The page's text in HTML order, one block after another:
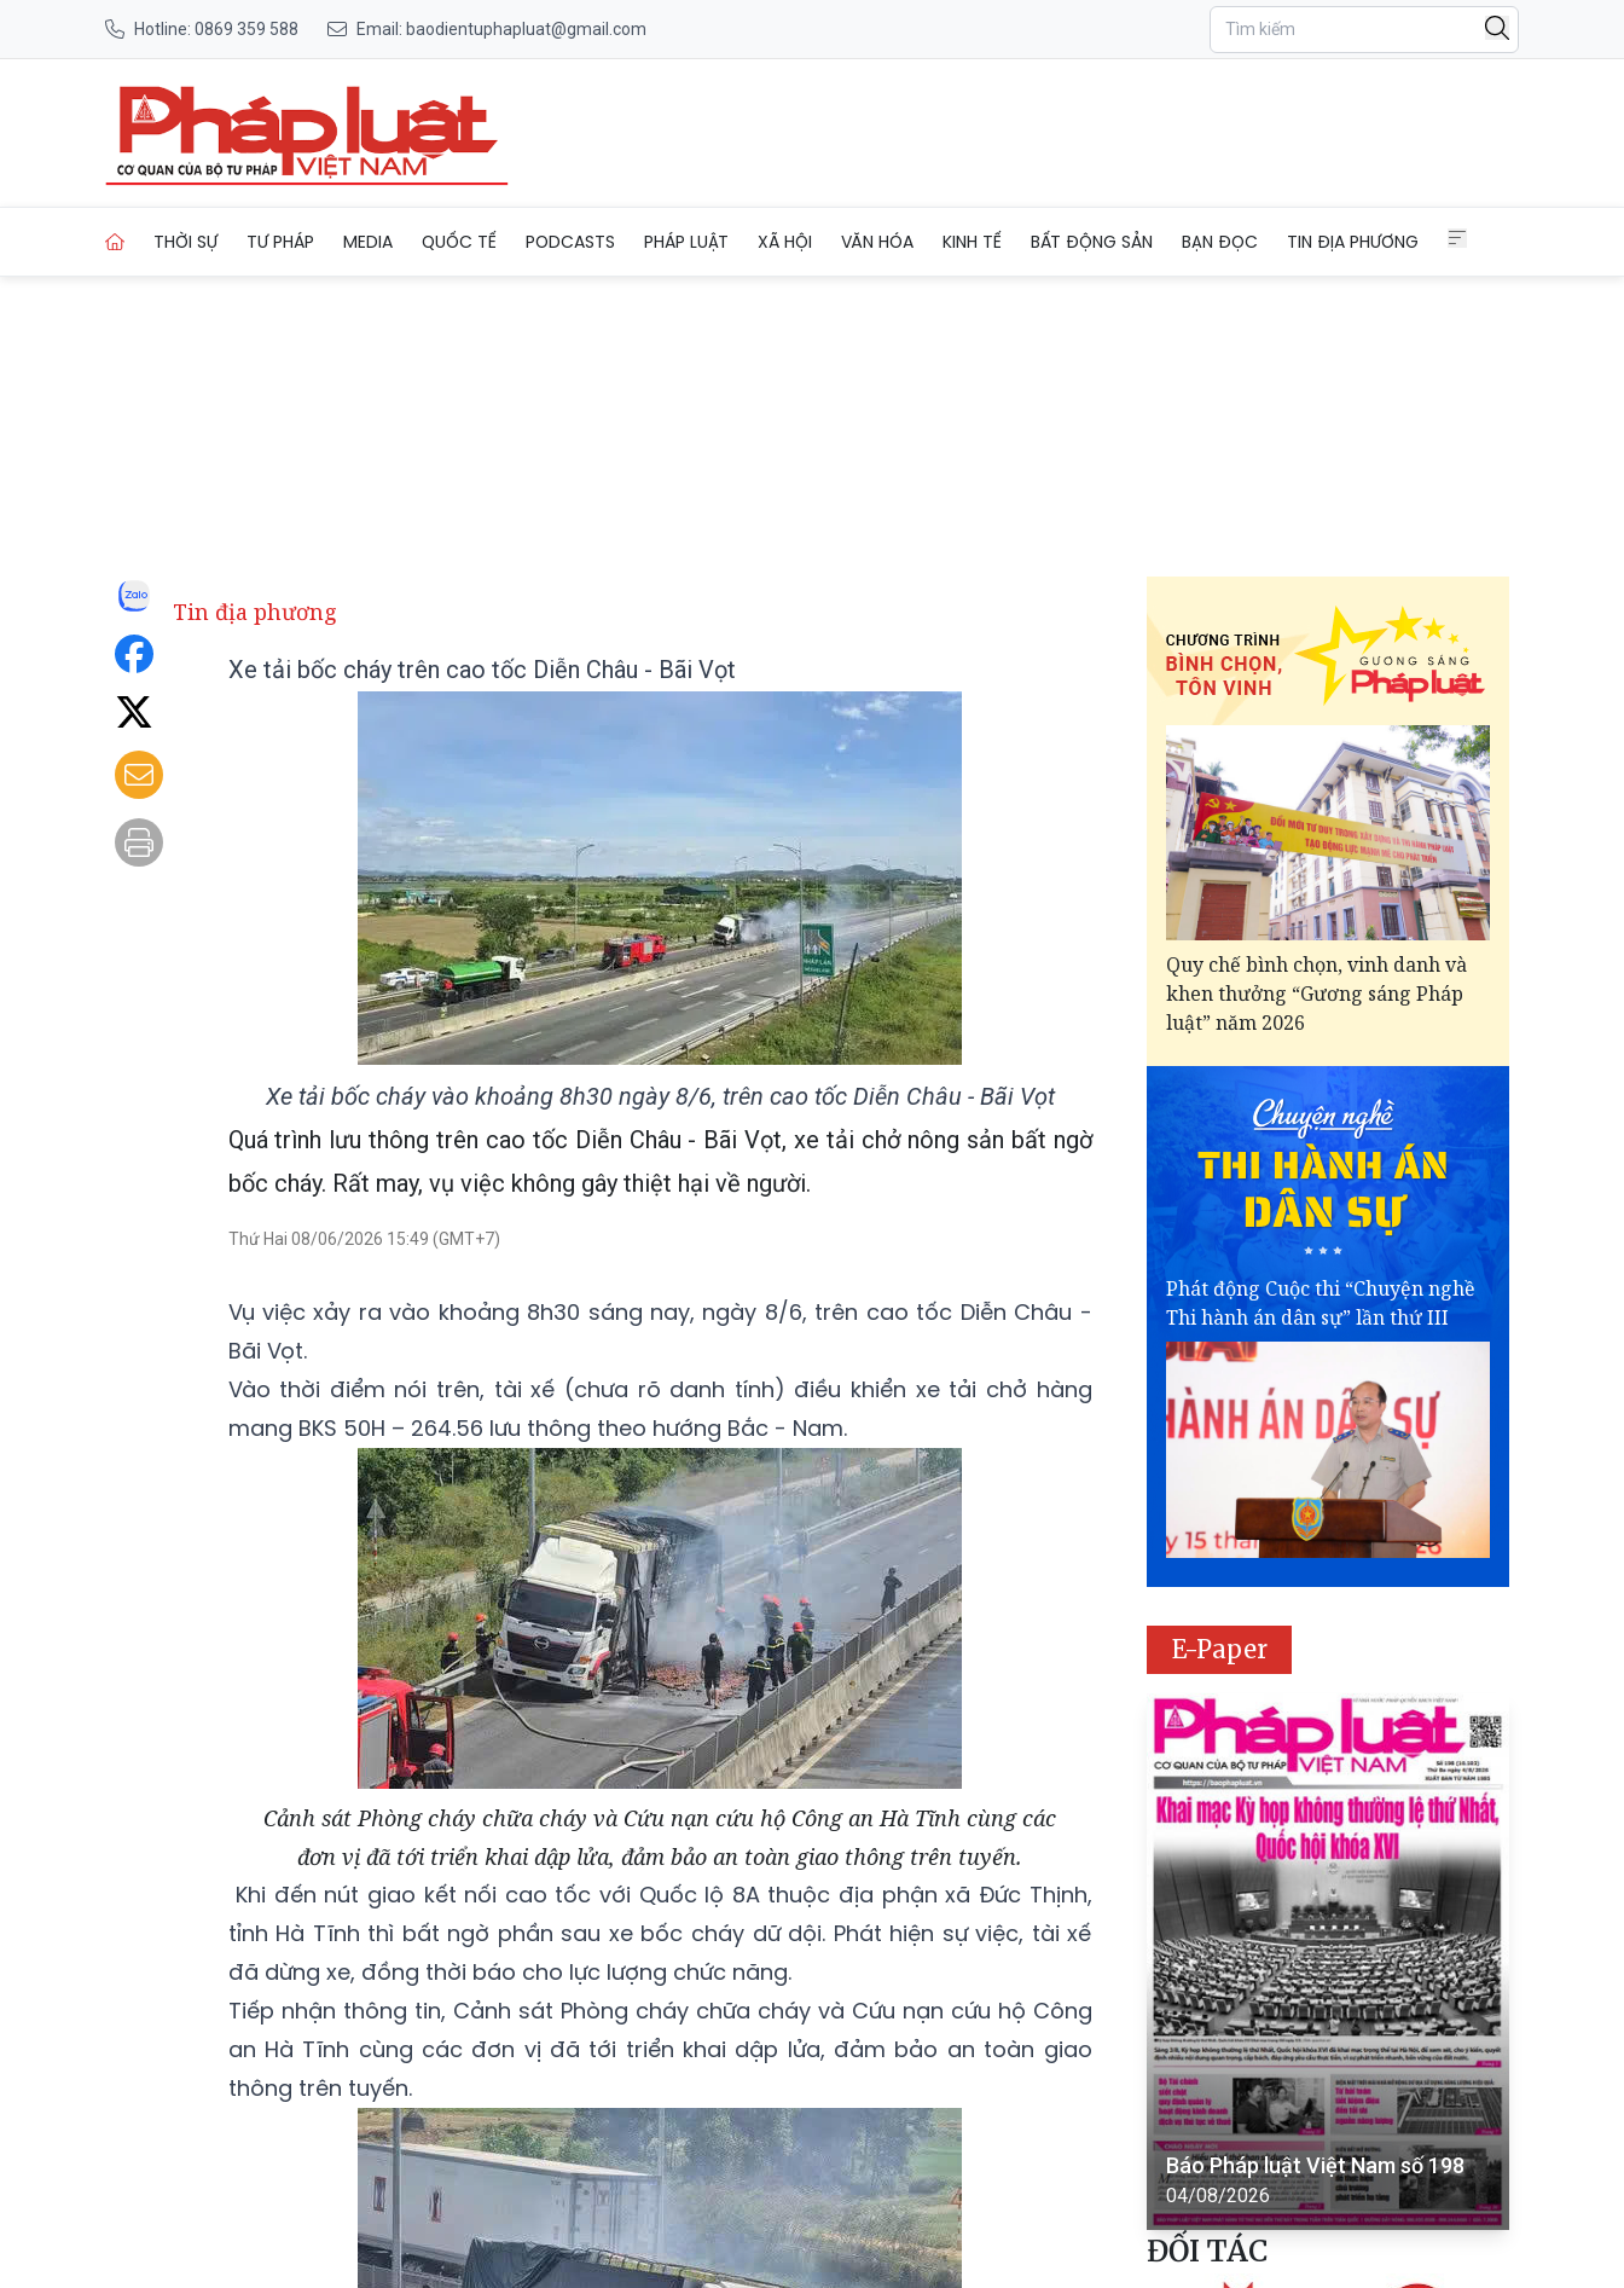
Hotline: 0869 359 588 Email: baodientuphapluat@gmail.com
THỜI SỰ TƯ PHÁP MEDIA QUỐC TẾ PODCASTS PHÁP LUẬT XÃ HỘI VĂN HÓA KINH TẾ BẤT ĐỘNG SẢN BẠN ĐỌC TIN ĐỊA PHƯƠNG
Tin địa phương
Xe tải bốc cháy trên cao tốc Diễn Châu - Bãi Vọt
Xe tải bốc cháy vào khoảng 8h30 ngày 8/6, trên cao tốc Diễn Châu - Bãi Vọt
Quá trình lưu thông trên cao tốc Diễn Châu - Bãi Vọt, xe tải chở nông sản bất ngờ
bốc cháy. Rất may, vụ việc không gây thiệt hại về người.
Thứ Hai 08/06/2026 15:49 (GMT+7)
Vụ việc xảy ra vào khoảng 8h30 sáng nay, ngày 8/6, trên cao tốc Diễn Châu -
Bãi Vọt.
Vào thời điểm nói trên, tài xế (chưa rõ danh tính) điều khiển xe tải chở hàng
mang BKS 50H – 264.56 lưu thông theo hướng Bắc - Nam.
Cảnh sát Phòng cháy chữa cháy và Cứu nạn cứu hộ Công an Hà Tĩnh cùng các
đơn vị đã tới triển khai dập lửa, đảm bảo an toàn giao thông trên tuyến.
Khi đến nút giao kết nối cao tốc với Quốc lộ 8A thuộc địa phận xã Đức Thịnh,
tỉnh Hà Tĩnh thì bất ngờ phần sau xe bốc cháy dữ dội. Phát hiện sự việc, tài xế
đã dừng xe, đồng thời báo cho lực lượng chức năng.
Tiếp nhận thông tin, Cảnh sát Phòng cháy chữa cháy và Cứu nạn cứu hộ Công
an Hà Tĩnh cùng các đơn vị đã tới triển khai dập lửa, đảm bảo an toàn giao
thông trên tuyến.
Quy chế bình chọn, vinh danh và
khen thưởng “Gương sáng Pháp
luật” năm 2026
Phát động Cuộc thi “Chuyện nghề
Thi hành án dân sự” lần thứ III
E-Paper
Báo Pháp luật Việt Nam số 198
04/08/2026
ĐỐI TÁC